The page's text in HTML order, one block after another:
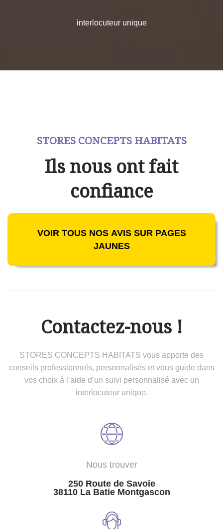
interlocuteur unique
STORES CONCEPTS HABITATS
Ils nous ont fait
confiance
VOIR TOUS NOS AVIS SUR PAGES
JAUNES
Contactez-nous !
STORES CONCEPTS HABITATS vous apporte des
conseils professionnels, personnalisés et vous guide dans
vos choix à l’aide d’un suivi personnalisé avec un
interlocuteur unique.
Nous trouver
250 Route de Savoie
38110 La Batie Montgascon